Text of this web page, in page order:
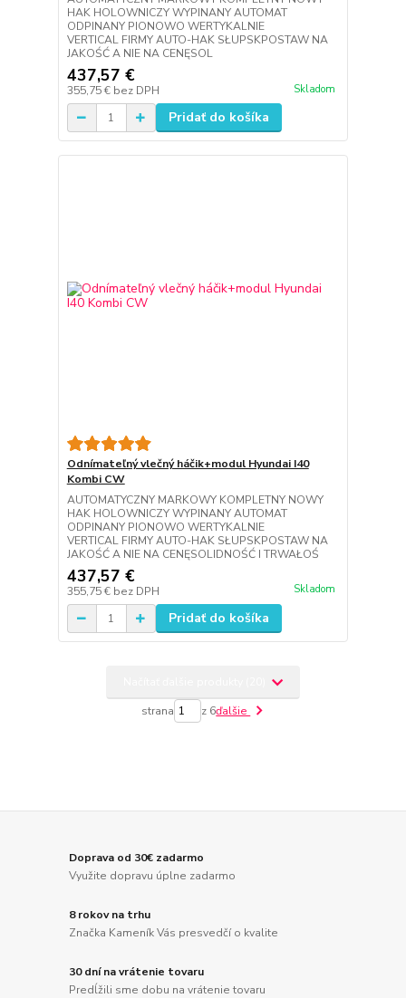
HAK HOLOWNICZY WYPINANY AUTOMAT
ODPINANY PIONOWO WERTYKALNIE
VERTICAL FIRMY AUTO-HAK SŁUPSKPOSTAW NA
JAKOŚĆ A NIE NA CENĘSOL
437,57 €
355,75 € bez DPH Skladom
Pridať do košíka
Odnímateľný vlečný háčik+modul Hyundai I40
Kombi CW
AUTOMATYCZNY MARKOWY KOMPLETNY NOWY
HAK HOLOWNICZY WYPINANY AUTOMAT
ODPINANY PIONOWO WERTYKALNIE
VERTICAL FIRMY AUTO-HAK SŁUPSKPOSTAW NA
JAKOŚĆ A NIE NA CENĘSOLIDNOŚĆ I TRWAŁOŚ
437,57 €
355,75 € bez DPH Skladom
Pridať do košíka
strana z 6ďalšie
Doprava od 30€ zadarmo
Využite dopravu úplne zadarmo
8 rokov na trhu
Značka Kameník Vás presvedčí o kvalite
30 dní na vrátenie tovaru
Predĺžili sme dobu na vrátenie tovaru